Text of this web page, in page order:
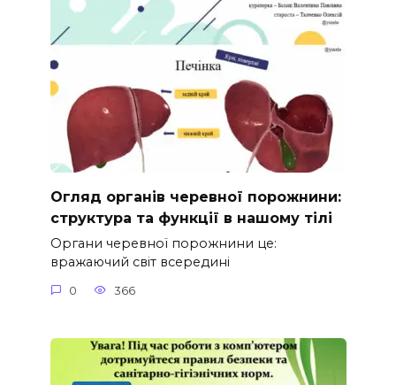
Огляд органів черевної порожнини:
структура та функції в нашому тілі
Органи черевної порожнини це:
вражаючий світ всередині
0 366